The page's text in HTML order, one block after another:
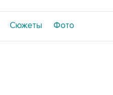
Сюжеты Фото